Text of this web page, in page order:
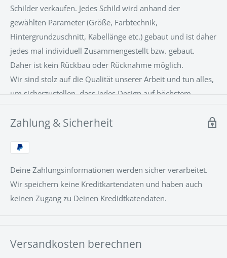
Aber auch ein Firmenlogo, der Names eines
Geschäftes oder einem Symbol für ein Restaurant, ein
Büro, eine Praxis und was auch immmer man sich
vorstellen kann ist möglich. Wir
erstellen die hochwertigsten, langlebigsten LED-Neon
Schilder, direkt nach Ihren Vorstellungen, her .
Schilder verkaufen. Jedes Schild wird anhand der
gewählten Parameter (Größe, Farbtechnik,
Hintergrundzuschnitt, Kabellänge etc.) gebaut und ist daher
jedes mal individuell Zusammengestellt bzw. gebaut.
Daher ist kein Rückbau oder Rücknahme möglich.
Wir sind stolz auf die Qualität unserer Arbeit und tun alles,
um sicherzustellen, dass jedes Design auf höchstem
aus einer patentierten LED-Neon-Flex-Technologie mit
Installation zum Kinderspiel macht.
Kann ich die Installation selber durchführen?
Schrauben, Klebestreifen oder Hängeschnur anbringen.
Zahlung & Sicherheit
Deine Zahlungsinformationen werden sicher verarbeitet.
Wir speichern keine Kreditkartendaten und haben auch
keinen Zugang zu Deinen Kredidtkatendaten.
Versandkosten berechnen